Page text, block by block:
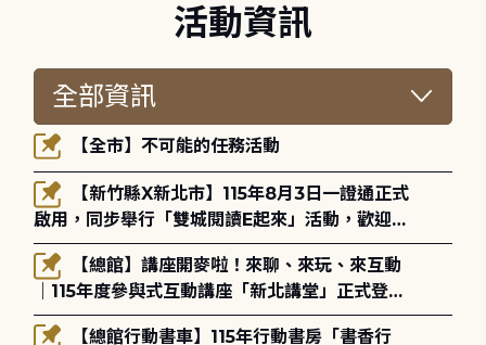
活動資訊
【全市】不可能的任務活動
啟用，同步舉行「雙城閱讀E起來」活動，歡迎踴
躍參加(115年8月3日至10月4日)。
｜115年度參與式互動講座「新北講堂」正式登
場！